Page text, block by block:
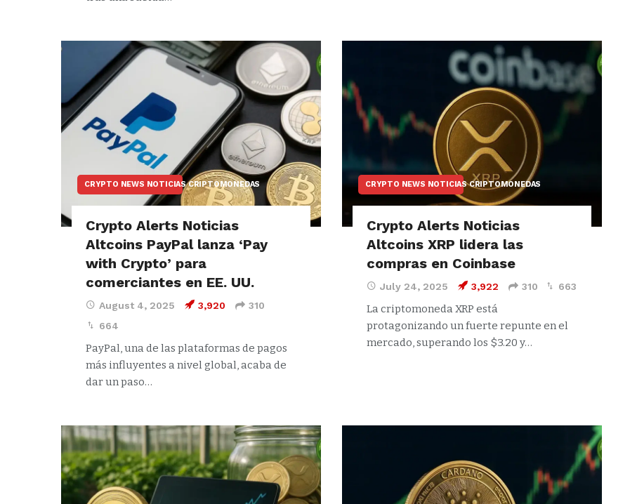
CRYPTO NEWS NOTICIAS CRIPTOMONEDAS
Crypto Alerts Noticias
Altcoins PayPal lanza ‘Pay
with Crypto’ para
comerciantes en EE. UU.
August 4, 2025 3,920
310
664
PayPal, una de las plataformas de pagos
más influyentes a nivel global, acaba de
dar un paso…
CRYPTO NEWS NOTICIAS CRIPTOMONEDAS
Crypto Alerts Noticias
Altcoins XRP lidera las
compras en Coinbase
July 24, 2025 3,922 310 663
La criptomoneda XRP está
protagonizando un fuerte repunte en el
mercado, superando los $3.20 y…